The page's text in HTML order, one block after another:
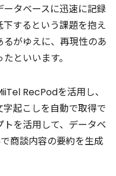
タベースに迅速に記録
するという課題を抱え
がゆえに、再現性のあ
といいます。
RecPodを活用し、
起こしを自動で取得で
を活用して、データベ
商談内容の要約を生成